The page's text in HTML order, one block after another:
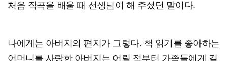
처음 작곡을 배울 때 선생님이 해 주셨던 말이다.
나에게는 아버지의 편지가 그렇다. 책 읽기를 좋아하는
어머니를 사랑한 아버지는 어릴 적부터 가족들에게 길